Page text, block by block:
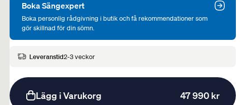
Boka Sängexpert
Boka personlig rådgivning i butik och få rekommendationer som
gör skillnad för din sömn.
Leveranstid2-3 veckor
Lägg i Varukorg 47 990 kr